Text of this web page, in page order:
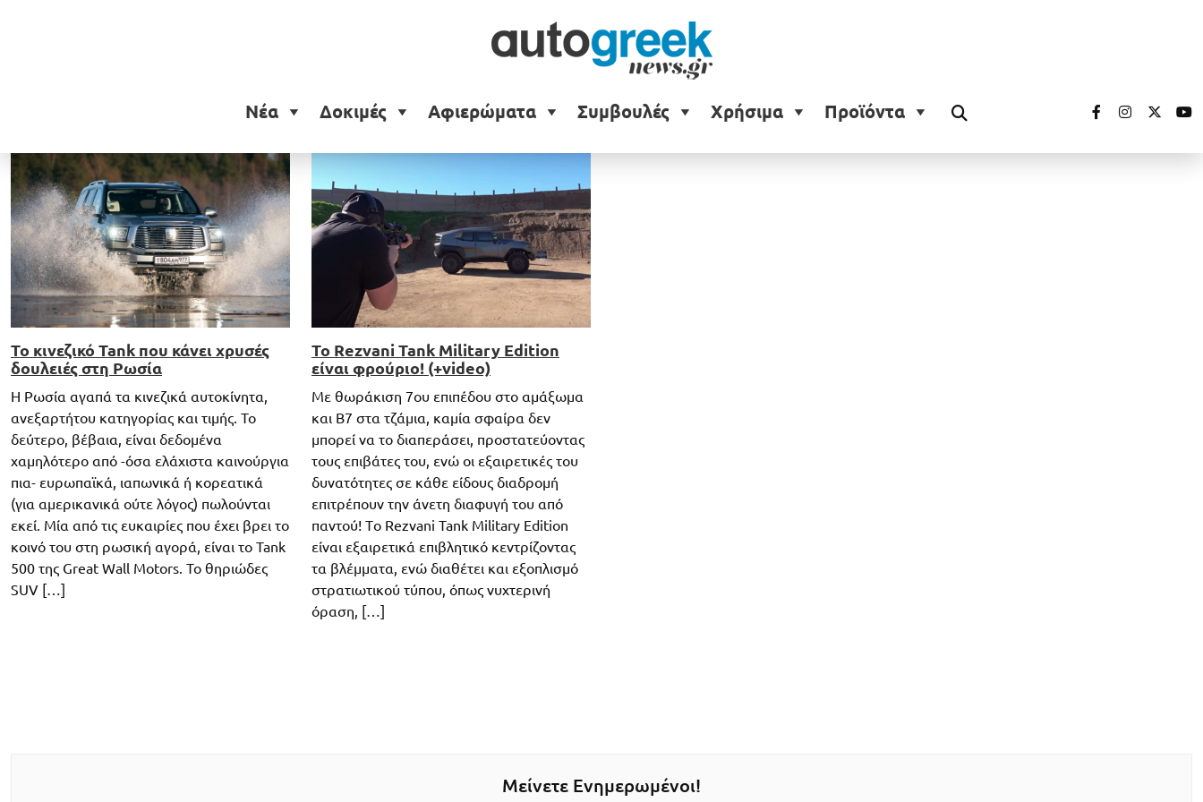
Νέα Δοκιμές Αφιερώματα Συμβουλές Χρήσιμα Προϊόντα
Rezvani Tank Military Edition
Το κινεζικό Tank που κάνει χρυσές
δουλειές στη Ρωσία
Η Ρωσία αγαπά τα κινεζικά αυτοκίνητα,
ανεξαρτήτου κατηγορίας και τιμής. Το
δεύτερο, βέβαια, είναι δεδομένα
χαμηλότερο από -όσα ελάχιστα καινούργια
πια- ευρωπαϊκά, ιαπωνικά ή κορεατικά
(για αμερικανικά ούτε λόγος) πωλούνται
εκεί. Μία από τις ευκαιρίες που έχει βρει το
κοινό του στη ρωσική αγορά, είναι το Tank
500 της Great Wall Motors. Το θηριώδες
SUV […]
To Rezvani Tank Military Edition
είναι φρούριο! (+video)
Με θωράκιση 7ου επιπέδου στο αμάξωμα
και Β7 στα τζάμια, καμία σφαίρα δεν
μπορεί να το διαπεράσει, προστατεύοντας
τους επιβάτες του, ενώ οι εξαιρετικές του
δυνατότητες σε κάθε είδους διαδρομή
επιτρέπουν την άνετη διαφυγή του από
παντού! Tο Rezvani Tank Military Edition
είναι εξαιρετικά επιβλητικό κεντρίζοντας
τα βλέμματα, ενώ διαθέτει και εξοπλισμό
στρατιωτικού τύπου, όπως νυχτερινή
όραση, […]
Μείνετε Ενημερωμένοι!